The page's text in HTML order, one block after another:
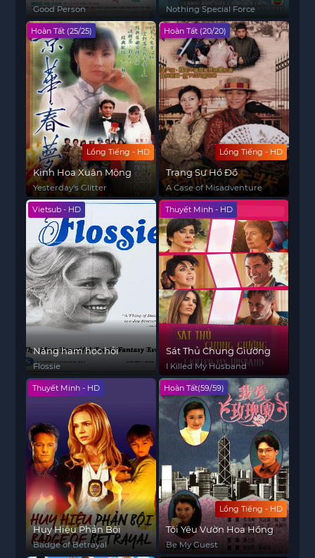
Good Person Nothing Special Force
Lồng Tiếng - HD
Hoàn Tất (25/25)
Kinh Hoa Xuân Mộng
Yesterday's Glitter
Lồng Tiếng - HD
Hoàn Tất (20/20)
Trạng Sư Hồ Đồ
A Case of Misadventure
Vietsub - HD
Nàng ham học hỏi
Flossie
Thuyết Minh - HD
Sát Thủ Chung Giường
I Killed My Husband
Thuyết Minh - HD
Huy Hiệu Phản Bội
Badge of Betrayal
Lồng Tiếng - HD
Hoàn Tất(59/59)
Tôi Yêu Vườn Hoa Hồng
Be My Guest